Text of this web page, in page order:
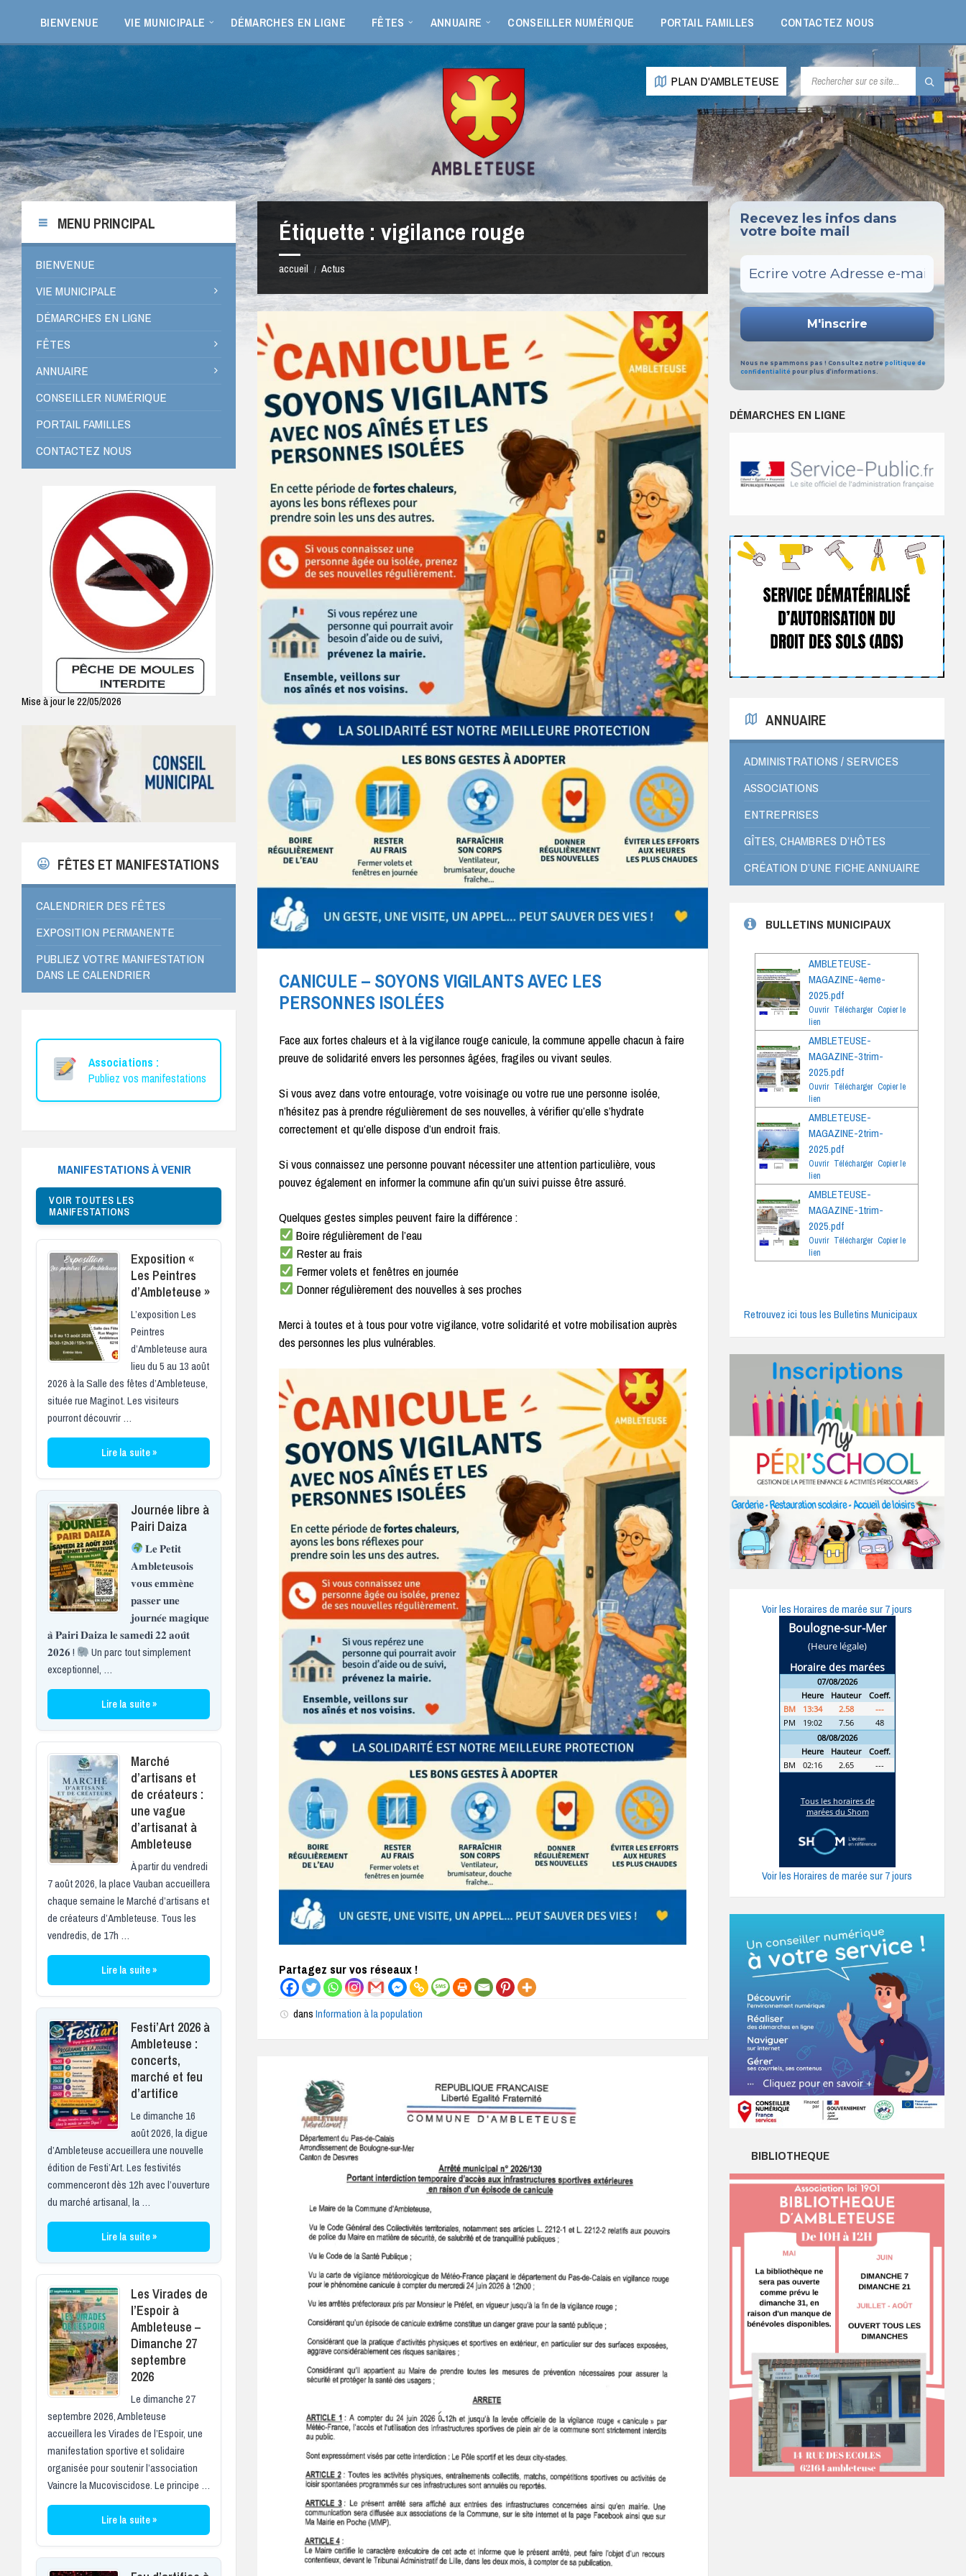
barre
latérale
barre
latérale
de
page
BIENVENUE VIE MUNICIPALE DÉMARCHES EN LIGNE FÊTES ANNUAIRE CONSEILLER NUMÉRIQUE PORTAIL FAMILLES CONTACTEZ NOUS
PLAN D'AMBLETEUSE RECHERCHE:
Étiquette :vigilance rouge
accueil / Actus
CANICULE – SOYONS VIGILANTS AVEC LES
PERSONNES ISOLÉES
Face aux fortes chaleurs et à la vigilance rouge canicule, la commune appelle chacun à faire
preuve de solidarité envers les personnes âgées, fragiles ou vivant seules.
Si vous avez dans votre entourage, votre voisinage ou votre rue une personne isolée,
n’hésitez pas à prendre régulièrement de ses nouvelles, à vérifier qu’elle s’hydrate
correctement et qu’elle dispose d’un endroit frais.
Si vous connaissez une personne pouvant nécessiter une attention particulière, vous
pouvez également en informer la commune afin qu’un suivi puisse être assuré.
Quelques gestes simples peuvent faire la différence :
Boire régulièrement de l’eau
Rester au frais
Fermer volets et fenêtres en journée
Donner régulièrement des nouvelles à ses proches
Merci à toutes et à tous pour votre vigilance, votre solidarité et votre mobilisation auprès
des personnes les plus vulnérables.
Partagez sur vos réseaux !
dansInformation à la population
MENU PRINCIPAL
BIENVENUE
VIE MUNICIPALE
DÉMARCHES EN LIGNE
FÊTES
ANNUAIRE
CONSEILLER NUMÉRIQUE
PORTAIL FAMILLES
CONTACTEZ NOUS
Mise à jour le 22/05/2026
FÊTES ET MANIFESTATIONS
CALENDRIER DES FÊTES
EXPOSITION PERMANENTE
PUBLIEZ VOTRE MANIFESTATION
DANS LE CALENDRIER
Associations :
Publiez vos manifestations
MANIFESTATIONS À VENIR
VOIR TOUTES LES
MANIFESTATIONS
Exposition «
Les Peintres
d’Ambleteuse »
L’exposition Les
Peintres
d’Ambleteuse aura
lieu du 5 au 13 août
2026 à la Salle des fêtes d’Ambleteuse,
située rue Maginot. Les visiteurs
pourront découvrir …
Lire la suite »
Journée libre à
Pairi Daiza
𝐋𝐞 𝐏𝐞𝐭𝐢𝐭
𝐀𝐦𝐛𝐥𝐞𝐭𝐞𝐮𝐬𝐨𝐢𝐬
𝐯𝐨𝐮𝐬 𝐞𝐦𝐦𝐞̀𝐧𝐞
𝐩𝐚𝐬𝐬𝐞𝐫 𝐮𝐧𝐞
𝐣𝐨𝐮𝐫𝐧𝐞́𝐞 𝐦𝐚𝐠𝐢𝐪𝐮𝐞
𝐚̀ 𝐏𝐚𝐢𝐫𝐢 𝐃𝐚𝐢𝐳𝐚 𝐥𝐞 𝐬𝐚𝐦𝐞𝐝𝐢 𝟐𝟐 𝐚𝐨𝐮̂𝐭
𝟐𝟎𝟐𝟔 !
Un parc tout simplement
exceptionnel, …
Lire la suite »
Marché
d’artisans et
de créateurs :
une vague
d’artisanat à
Ambleteuse
À partir du vendredi
7 août 2026, la place Vauban accueillera
chaque semaine le Marché d’artisans et
de créateurs d’Ambleteuse. Tous les
vendredis, de 17h …
Lire la suite »
Festi’Art 2026 à
Ambleteuse :
concerts,
marché et feu
d’artifice
Le dimanche 16
août 2026, la digue
d’Ambleteuse accueillera une nouvelle
édition de Festi’Art. Les festivités
commenceront dès 12h avec l’ouverture
du marché artisanal, la …
Lire la suite »
Les Virades de
l’Espoir à
Ambleteuse –
Dimanche 27
septembre
2026
Le dimanche 27
septembre 2026, Ambleteuse
accueillera les Virades de l’Espoir, une
manifestation sportive et solidaire
organisée pour soutenir l’association
Vaincre la Mucoviscidose. Le principe …
Lire la suite »
Recevez les infos dans
votre boite mail
Nous ne spammons pas ! Consultez notre politique de
confidentialité pour plus d’informations.
DÉMARCHES EN LIGNE
ANNUAIRE
ADMINISTRATIONS / SERVICES
ASSOCIATIONS
ENTREPRISES
GÎTES, CHAMBRES D’HÔTES
CRÉATION D’UNE FICHE ANNUAIRE
BULLETINS MUNICIPAUX
AMBLETEUSE-
MAGAZINE-4eme-
2025.pdf
Ouvrir Télécharger Copier le
lien
AMBLETEUSE-
MAGAZINE-3trim-
2025.pdf
Ouvrir Télécharger Copier le
lien
AMBLETEUSE-
MAGAZINE-2trim-
2025.pdf
Ouvrir Télécharger Copier le
lien
AMBLETEUSE-
MAGAZINE-1trim-
2025.pdf
Ouvrir Télécharger Copier le
lien
Retrouvez ici tous les Bulletins Municipaux
Voir les Horaires de marée sur 7 jours
Voir les Horaires de marée sur 7 jours
BIBLIOTHEQUE